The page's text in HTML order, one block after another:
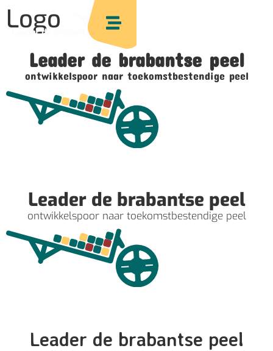
Logo
Leader de brabantse peel
ontwikkelspoor naar toekomstbestendige peel
Leader de brabantse peel
ontwikkelspoor naar toekomstbestendige peel
Leader de brabantse peel